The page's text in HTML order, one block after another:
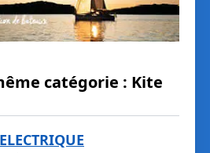
catégorie : Kite